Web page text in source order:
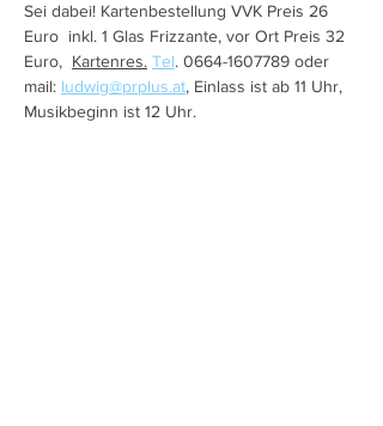
Sei dabei! Kartenbestellung VVK Preis 26
Euro  inkl. 1 Glas Frizzante, vor Ort Preis 32
Euro, Kartenres. Tel. 0664-1607789 oder
mail: ludwig@prplus.at, Einlass ist ab 11 Uhr,
Musikbeginn ist 12 Uhr.